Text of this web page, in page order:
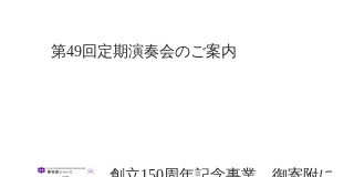
第49回定期演奏会のご案内